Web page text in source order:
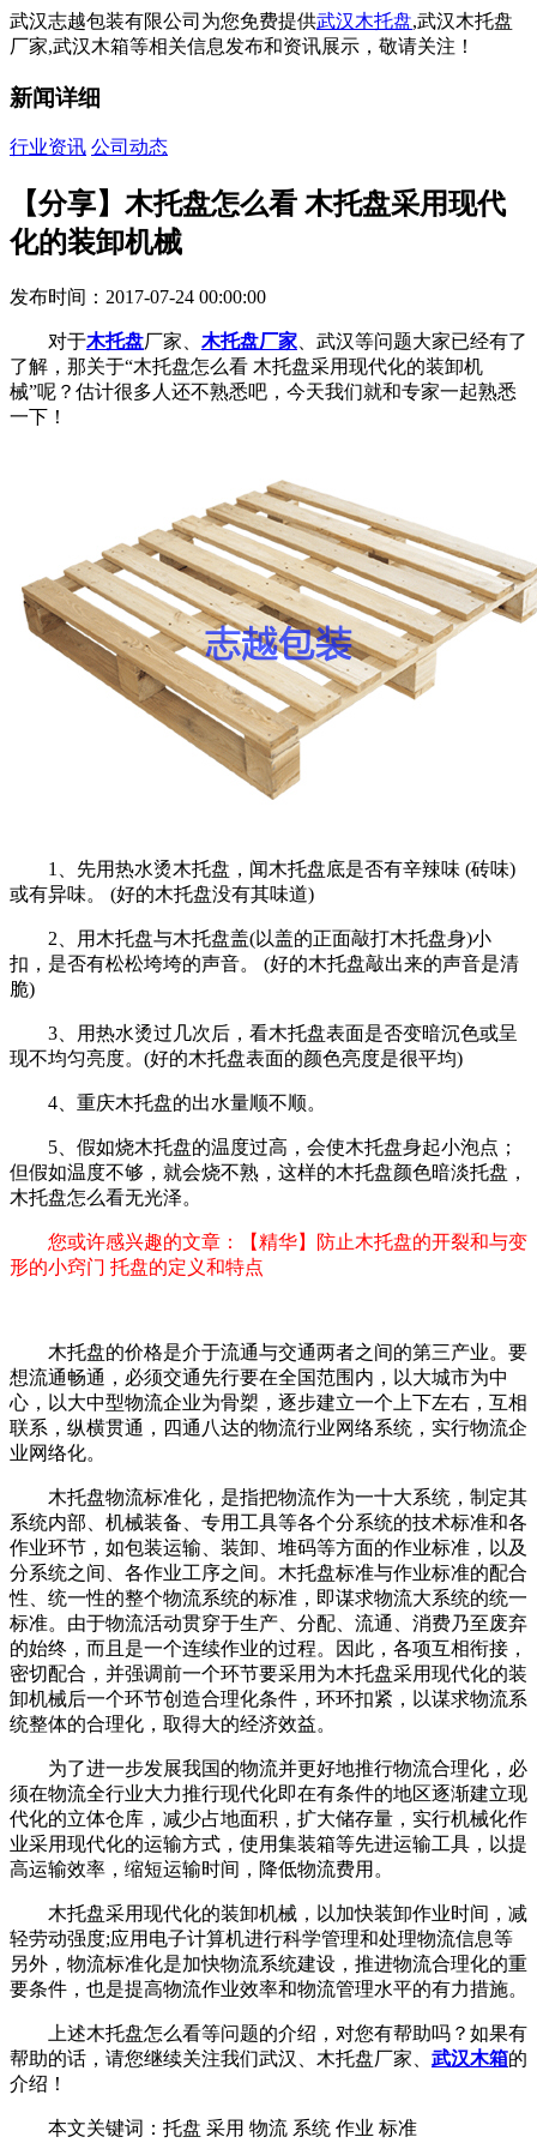
武汉志越包装有限公司为您免费提供武汉木托盘,武汉木托盘
厂家,武汉木箱等相关信息发布和资讯展示，敬请关注！
新闻详细
行业资讯 公司动态
【分享】木托盘怎么看 木托盘采用现代
化的装卸机械
发布时间：2017-07-24 00:00:00
对于木托盘厂家、 木托盘厂家 、武汉等问题大家已经有了
了解，那关于“木托盘怎么看 木托盘采用现代化的装卸机
械”呢？估计很多人还不熟悉吧，今天我们就和专家一起熟悉
一下！
1、先用热水烫木托盘，闻木托盘底是否有辛辣味 (砖味)
或有异味。 (好的木托盘没有其味道)
2、用木托盘与木托盘盖(以盖的正面敲打木托盘身)小
扣，是否有松松垮垮的声音。 (好的木托盘敲出来的声音是清
脆)
3、用热水烫过几次后，看木托盘表面是否变暗沉色或呈
现不均匀亮度。(好的木托盘表面的颜色亮度是很平均)
4、重庆木托盘的出水量顺不顺。
5、假如烧木托盘的温度过高，会使木托盘身起小泡点；
但假如温度不够，就会烧不熟，这样的木托盘颜色暗淡托盘，
木托盘怎么看无光泽。
您或许感兴趣的文章：【精华】防止木托盘的开裂和与变
形的小窍门 托盘的定义和特点
木托盘的价格是介于流通与交通两者之间的第三产业。要
想流通畅通，必须交通先行要在全国范围内，以大城市为中
心，以大中型物流企业为骨槊，逐步建立一个上下左右，互相
联系，纵横贯通，四通八达的物流行业网络系统，实行物流企
业网络化。
木托盘物流标准化，是指把物流作为一十大系统，制定其
系统内部、机械装备、专用工具等各个分系统的技术标准和各
作业环节，如包装运输、装卸、堆码等方面的作业标准，以及
分系统之间、各作业工序之间。木托盘标准与作业标准的配合
性、统一性的整个物流系统的标准，即谋求物流大系统的统一
标准。由于物流活动贯穿于生产、分配、流通、消费乃至废弃
的始终，而且是一个连续作业的过程。因此，各项互相衔接，
密切配合，并强调前一个环节要采用为木托盘采用现代化的装
卸机械后一个环节创造合理化条件，环环扣紧，以谋求物流系
统整体的合理化，取得大的经济效益。
为了进一步发展我国的物流并更好地推行物流合理化，必
须在物流全行业大力推行现代化即在有条件的地区逐渐建立现
代化的立体仓库，减少占地面积，扩大储存量，实行机械化作
业采用现代化的运输方式，使用集装箱等先进运输工具，以提
高运输效率，缩短运输时间，降低物流费用。
木托盘采用现代化的装卸机械，以加快装卸作业时间，减
轻劳动强度;应用电子计算机进行科学管理和处理物流信息等
另外，物流标准化是加快物流系统建设，推进物流合理化的重
要条件，也是提高物流作业效率和物流管理水平的有力措施。
上述木托盘怎么看等问题的介绍，对您有帮助吗？如果有
帮助的话，请您继续关注我们武汉、木托盘厂家、 武汉木箱的
介绍！
本文关键词： 托盘 采用 物流 系统 作业 标准